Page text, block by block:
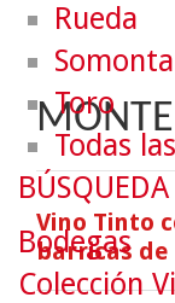
Vino Tinto
barricas
Rueda
Toro
Todas
Bodegas
Colección